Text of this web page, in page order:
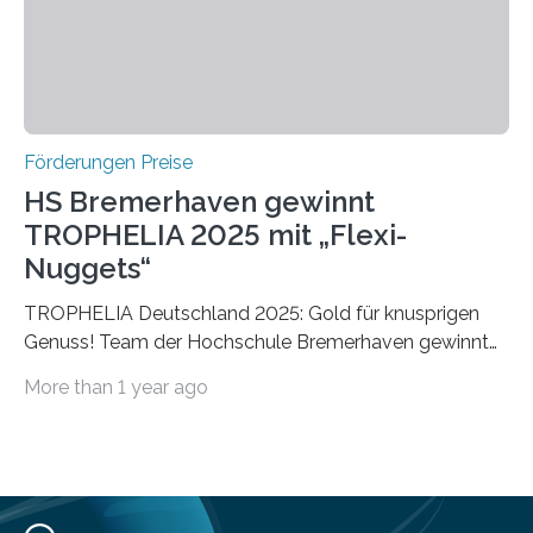
Förderungen Preise
HS Bremerhaven gewinnt
TROPHELIA 2025 mit „Flexi-
Nuggets“
TROPHELIA Deutschland 2025: Gold für knusprigen
Genuss! Team der Hochschule Bremerhaven gewinnt
ECOTROPHELIAMit der Produktidee “Flexi-Nuggets”
Studierende der Lebensmittelwissenschaften und
More than 1 year ago